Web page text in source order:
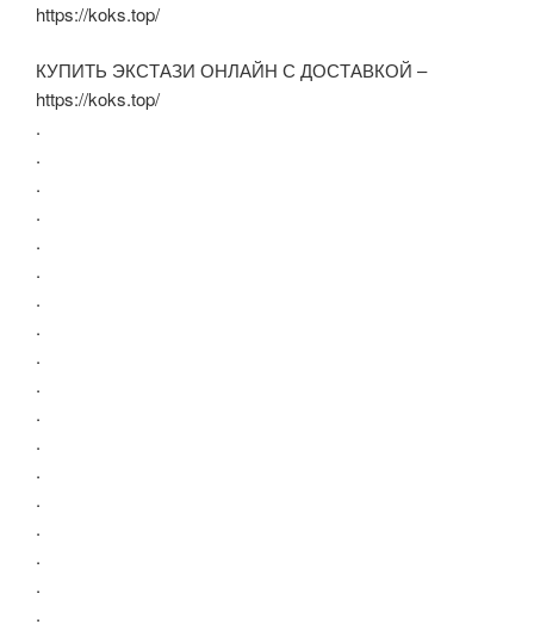
https://koks.top/
КУПИТЬ ЭКСТАЗИ ОНЛАЙН С ДОСТАВКОЙ –
https://koks.top/
.
.
.
.
.
.
.
.
.
.
.
.
.
.
.
.
.
.